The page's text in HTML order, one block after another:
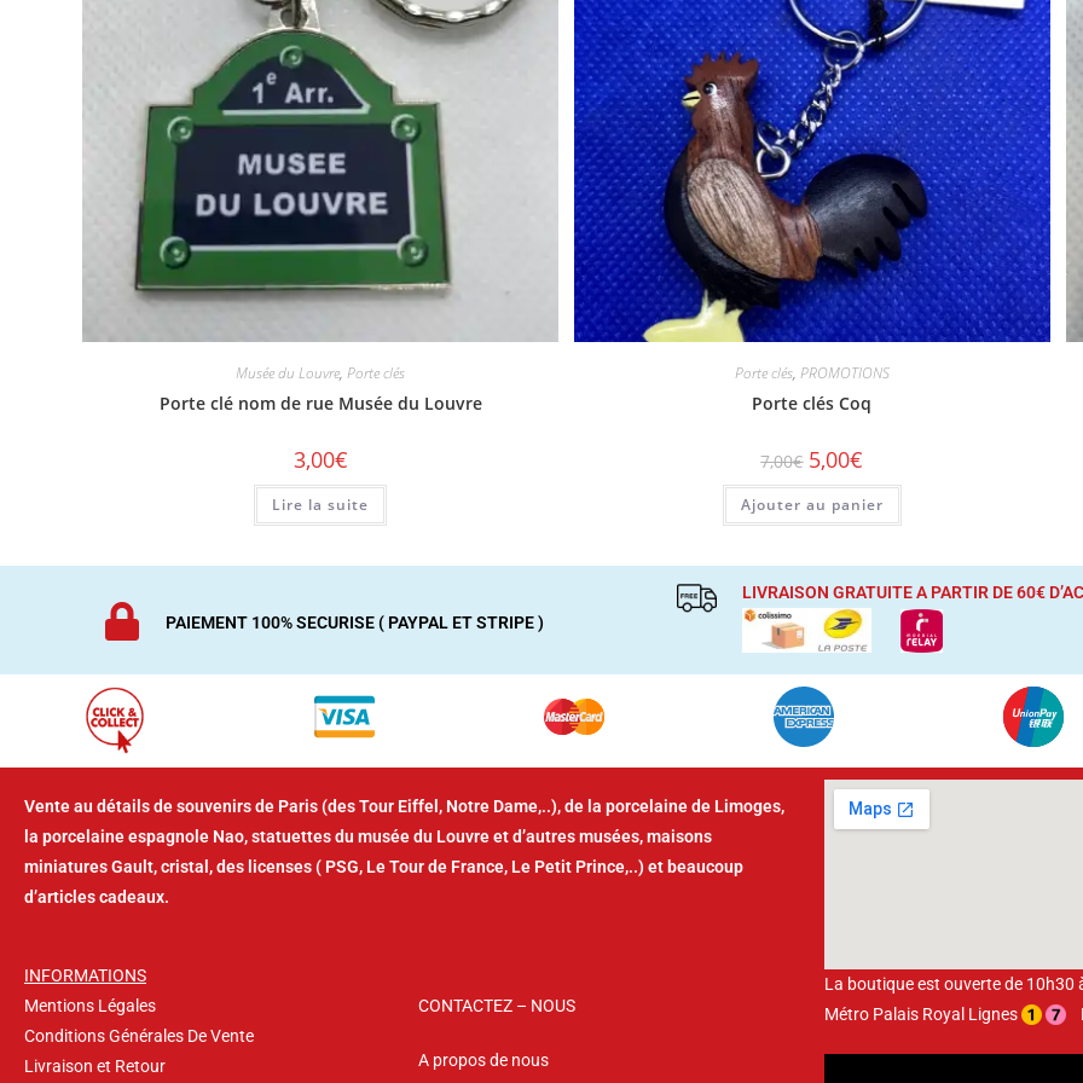
Musée du Louvre,Porte clés
Porte clé nom de rue Musée du Louvre
3,00€
Lire la suite
Porte clés, PROMOTIONS
Porte clés Coq
7,00€ 5,00€
Ajouter au panier
PAIEMENT 100% SECURISE ( PAYPAL ET STRIPE )
LIVRAISON GRATUITE A PARTIR DE 60€
Vente au détails de souvenirs de Paris (des Tour Eiffel, Notre Dame,..), de la porcelaine de Limoges,
la porcelaine espagnole Nao, statuettes du musée du Louvre et d’autres musées, maisons
miniatures Gault, cristal, des licenses ( PSG, Le Tour de France, Le Petit Prince,..) et beaucoup
d’articles cadeaux.
INFORMATIONS
Mentions Légales
Conditions Générales De Vente
Livraison et Retour
CONTACTEZ – NOUS
A propos de nous
La boutique est ouverte de
Métro Palais Royal Lignes